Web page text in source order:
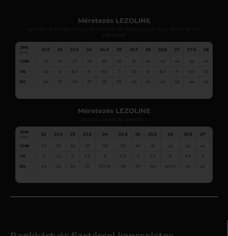
Méretezés LEZOLINE
JPN
(cm)
22.5 23 23.5 24 24.5 25 25.5 26 26.5 27 27.5 28
CHN 35 36 37 38 39 40 41 42 43 44 45 46
US
4.5 5 5.5 6 6.5 7 7.5 8 8.5 9 9.5 10
EU
34 35 36 37 38 39 40 41 42 43 44 45
Méretezés LEZOLINE
JPN
(cm)
22 22.5 23 23.5 24 24.5 25 25.5 26 26.5 27
CHN 34 35 36 37 38 39 40 41 42 43 44
US
4 4.5 5 5.5 6 6.5 7 7.5 8 8.5 9
EU
34 35 36 37 (37.5) 38 39 40 (40.5) 41 42